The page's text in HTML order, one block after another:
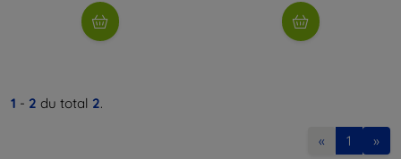
1 - 2 du total 2.
« 1 »